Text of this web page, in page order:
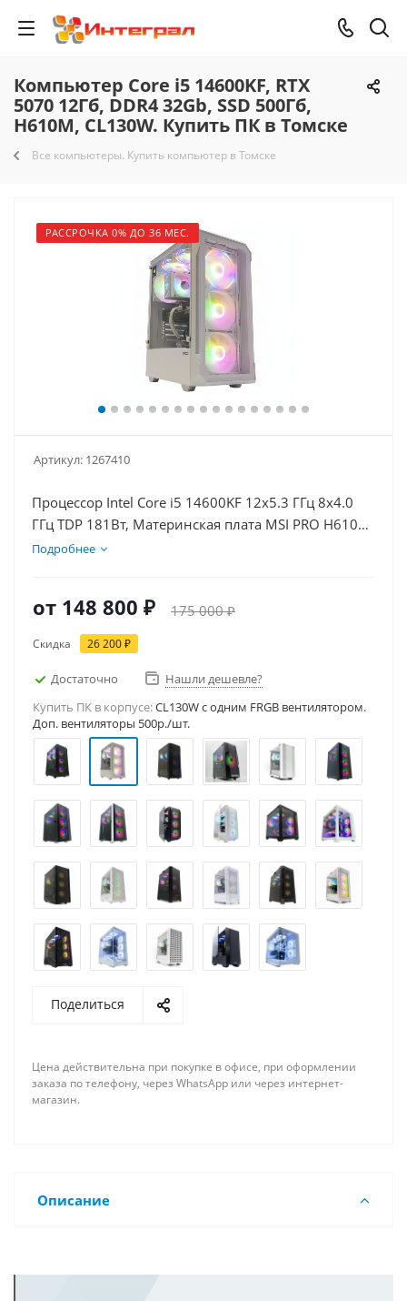
Компьютер Core i5 14600KF, RTX
5070 12Гб, DDR4 32Gb, SSD 500Гб,
H610M, CL130W. Купить ПК в Томске
Все компьютеры. Купить компьютер в Томске
РАССРОЧКА 0% ДО 36 МЕС.
Артикул: 1267410
Процессор Intel Core i5 14600KF 12x5.3 ГГц 8x4.0
ГГц TDP 181Вт, Материнская плата MSI PRO H610M-
E, Видеокарта RTX 5070 12Гб, Память DDR4 32Gb,
Подробнее
от 148 800 ₽ 175 000 ₽
Скидка 26 200 ₽
Достаточно
Нашли дешевле?
Купить ПК в корпусе:CL130W c одним FRGB вентилятором.
Доп. вентиляторы 500р./шт.
Поделиться
Цена действительна при покупке в офисе, при оформлении
заказа по телефону, через WhatsApp или через интернет-
магазин.
Описание